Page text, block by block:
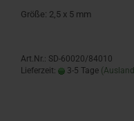
Größe: 2,5 x 5 mm
Art.Nr.: SD-60020/84010
Lieferzeit:
3-5 Tage